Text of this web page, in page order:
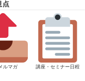
点
れている気がする…と
起きている心理
ルマガ 講座・セミナー日程